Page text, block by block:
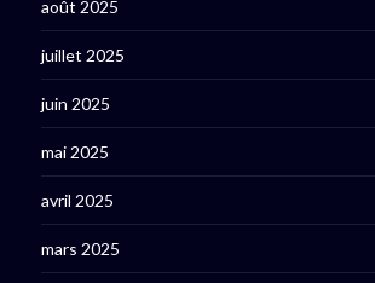
août 2025
juillet 2025
juin 2025
mai 2025
avril 2025
mars 2025